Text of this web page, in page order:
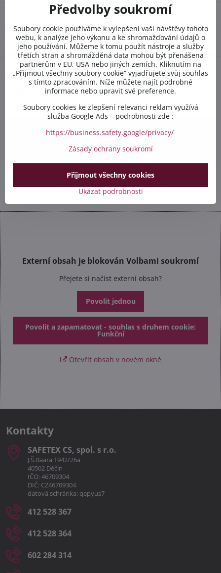
Diskuse 0
Potřebujete poradit s
objednávkou?
Kontaktujte nás PO-PÁ 8:00 - 16:00:
+420 412 528 367
+420 602 284 314
info​@safetex​.cz
Externí obsah je blokován Volbami soukromí
Přejete si načíst externí obsah?
Povolit jednou
Povolit a zapamatovat - souhlas s druhem cookie:
Funkční
Otevřít obsah v novém okně
Kontakty
SAFETEX CS, spol​. s r​.o​.
J.Š.Baara 1942/26a
40502 Děčín
IČO: 46709304
DIČ: CZ46709304
datová schránka: qepyus7
412 528 367
412 528 364
602 284 314
Předvolby soukromí
Soubory cookie používáme k vylepšení vaší návštěvy tohoto
webu, k analýze jeho výkonu a ke shromažďování údajů o
jeho používání. Můžeme k tomu použít nástroje a služby
třetích stran a shromážděná data mohou být přenášena
partnerům v EU, USA nebo jiných zemích. Kliknutím na
„Přijmout všechny soubory cookie“ vyjadřujete svůj souhlas
s tímto zpracováním. Níže můžete najít podrobné
informace nebo upravit své preference.
Soubory cookies ke zlepšení relevanci reklam využívá
služba Google Ads – podrobnosti zde :
https://business.safety.google/privacy/
Zásady ochrany soukromí
Ukázat podrobnosti
Přijmout všechny cookies